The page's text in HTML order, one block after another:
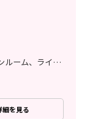
あり/交通費支
検査、梱包・仕分け、加工、クリーンルーム、ライン作業
細を見る